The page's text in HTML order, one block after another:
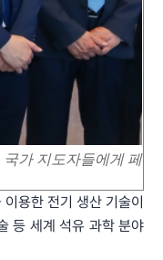
가 지도자들에게 페
용한 전기 생산 기술이
등 세계 석유 과학 분야